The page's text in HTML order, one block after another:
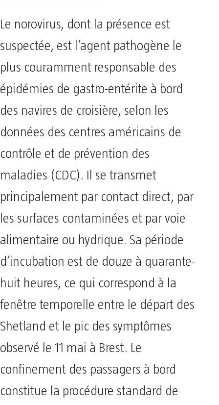
Le norovirus, dont la présence est
suspectée, est l’agent pathogène le
plus couramment responsable des
épidémies de gastro-entérite à bord
des navires de croisière, selon les
données des centres américains de
contrôle et de prévention des
maladies (CDC). Il se transmet
principalement par contact direct, par
les surfaces contaminées et par voie
alimentaire ou hydrique. Sa période
d’incubation est de douze à quarante-
huit heures, ce qui correspond à la
fenêtre temporelle entre le départ des
Shetland et le pic des symptômes
observé le 11 mai à Brest. Le
confinement des passagers à bord
constitue la procédure standard de